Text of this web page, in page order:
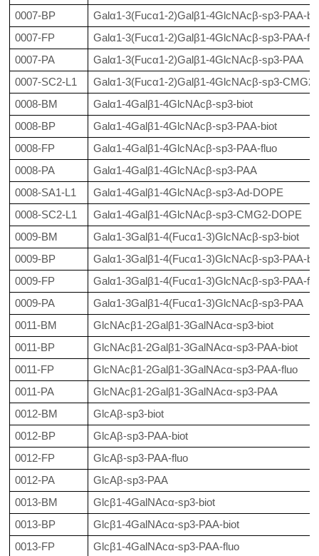
0007-BP
Galα1-3(Fucα1-2)Galβ1-4GlcNAcβ-sp3-PAA-
0007-FP
Galα1-3(Fucα1-2)Galβ1-4GlcNAcβ-sp3-PAA-
0007-PA
Galα1-3(Fucα1-2)Galβ1-4GlcNAcβ-sp3-PAA
0007-SC2-L1
Galα1-3(Fucα1-2)Galβ1-4GlcNAcβ-sp3-
0008-BM
Galα1-4Galβ1-4GlcNAcβ-sp3-biot
0008-BP
Galα1-4Galβ1-4GlcNAcβ-sp3-PAA-biot
0008-FP
Galα1-4Galβ1-4GlcNAcβ-sp3-PAA-fluo
0008-PA
Galα1-4Galβ1-4GlcNAcβ-sp3-PAA
0008-SA1-L1
Galα1-4Galβ1-4GlcNAcβ-sp3-Ad-DOPE
0008-SC2-L1
Galα1-4Galβ1-4GlcNAcβ-sp3-CMG2-DOPE
0009-BM
Galα1-3Galβ1-4(Fucα1-3)GlcNAcβ-sp3-biot
0009-BP
Galα1-3Galβ1-4(Fucα1-3)GlcNAcβ-sp3-PAA-
0009-FP
Galα1-3Galβ1-4(Fucα1-3)GlcNAcβ-sp3-PAA-
0009-PA
Galα1-3Galβ1-4(Fucα1-3)GlcNAcβ-sp3-PAA
0011-BM
GlcNAcβ1-2Galβ1-3GalNAcα-sp3-biot
0011-BP
GlcNAcβ1-2Galβ1-3GalNAcα-sp3-PAA-biot
0011-FP
GlcNAcβ1-2Galβ1-3GalNAcα-sp3-PAA-fluo
0011-PA
GlcNAcβ1-2Galβ1-3GalNAcα-sp3-PAA
0012-BM
GlcAβ-sp3-biot
0012-BP
GlcAβ-sp3-PAA-biot
0012-FP
GlcAβ-sp3-PAA-fluo
0012-PA
GlcAβ-sp3-PAA
0013-BM
Glcβ1-4GalNAcα-sp3-biot
0013-BP
Glcβ1-4GalNAcα-sp3-PAA-biot
0013-FP
Glcβ1-4GalNAcα-sp3-PAA-fluo